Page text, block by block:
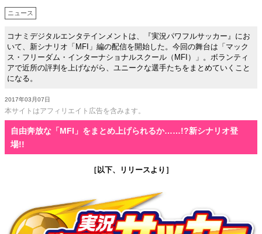
ニュース
コナミデジタルエンタテインメントは、『実況パワフルサッカー』にお
いて、新シナリオ「MFI」編の配信を開始した。今回の舞台は「マック
ス・フリーダム・インターナショナルスクール（MFI）」。ボランティ
アで近所の評判を上げながら、ユニークな選手たちをまとめていくこと
になる。
2017年03月07日
本サイトはアフィリエイト広告を含みます。
自由奔放な「MFI」をまとめ上げられるか……!?新シナリオ登
場!!
［以下、リリースより］